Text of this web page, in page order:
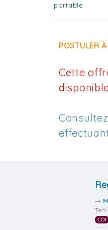
portable
POSTULER
Cette
CDI